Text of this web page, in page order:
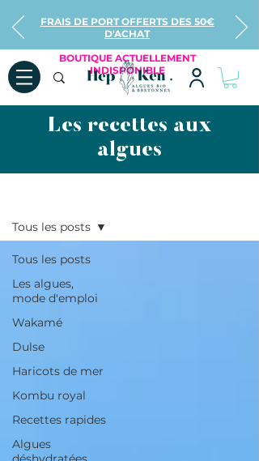
FRAIS DE PORT OFFERTS DES 50€
D'ACHAT
BOUTIQUE ACTUELLEMENT
INDISPONIBLE
Les recettes aux
algues
Tous les posts
Les algues,
mode d'emploi
Wakamé
Dulse
Haricots de mer
Kombu royal
Recettes rapides
Algues
Tous les posts